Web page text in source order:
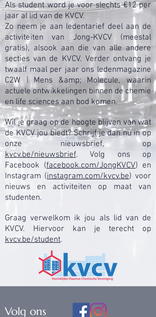
Als student word je voor slechts €12 per
jaar al lid van de KVCV.
Zo neem je aan ledentarief deel aan de
activiteiten van Jong-KVCV (meestal
gratis), alsook aan die van alle andere
secties van de KVCV. Verder ontvang je
twaalf maal per jaar ons ledenmagazine
C2W | Mens &amp; Molecule, waarin
actuele ontwikkelingen binnen de chemie
en life sciences aan bod komen.
Wil je graag op de hoogte blijven van wat
de KVCV jou biedt? Schrijf je dan nu in op
onze nieuwsbrief, op
kvcv.be/nieuwsbrief. Volg ons op
Facebook (facebook.com/JongKVCV) en
Instagram (instagram.com/kvcv.be) voor
nieuws en activiteiten op maat van
studenten.
Graag verwelkom ik jou als lid van de
KVCV. Hiervoor kan je terecht op
kvcv.be/student.
Volg ons